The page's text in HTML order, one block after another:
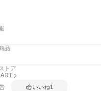
品
トア
いいね1